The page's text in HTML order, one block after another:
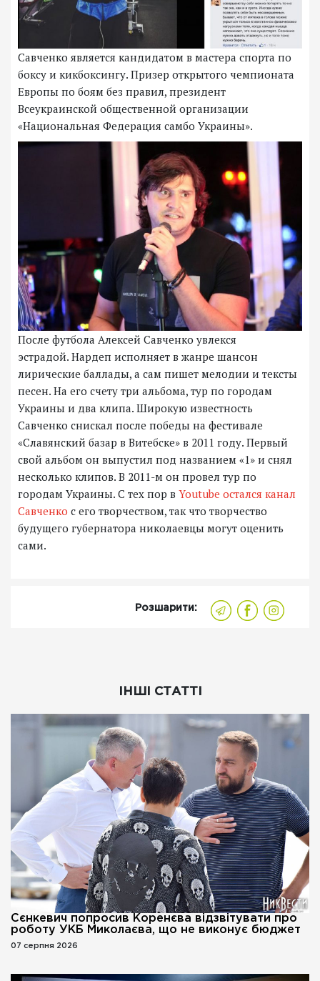
Савченко является кандидатом в мастера спорта по
боксу и кикбоксингу. Призер открытого чемпионата
Европы по боям без правил, президент
Всеукраинской общественной организации
«Национальная Федерация самбо Украины».
После футбола Алексей Савченко увлекся
эстрадой. Нардеп исполняет в жанре шансон
лирические баллады, а сам пишет мелодии и тексты
песен. На его счету три альбома, тур по городам
Украины и два клипа. Широкую известность
Савченко снискал после победы на фестивале
«Славянский базар в Витебске» в 2011 году. Первый
свой альбом он выпустил под названием «1» и снял
несколько клипов. В 2011-м он провел тур по
городам Украины. С тех пор в Youtube остался канал
Савченко с его творчеством, так что творчество
будущего губернатора николаевцы могут оценить
сами.
Розшарити:
ІНШІ СТАТТІ
Сєнкевич попросив Коренєва відзвітувати про
роботу УКБ Миколаєва, що не виконує бюджет
07 серпня 2026